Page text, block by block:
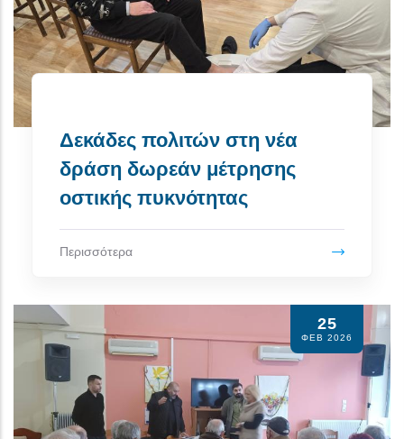
Δεκάδες πολιτών στη νέα
δράση δωρεάν μέτρησης
οστικής πυκνότητας
Περισσότερα
25
ΦΕΒ 2026